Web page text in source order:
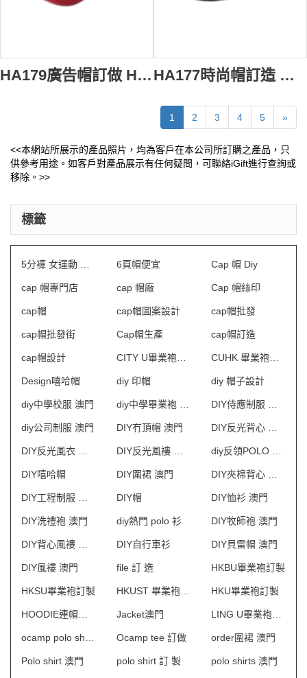
HA179廣告帽訂做 HK廣告帽製造商 HA177時尚帽訂造 鴨嘴cap帽訂造 cap帽設計 cap帽製作
1 2 3 4 5 »
<<本網站所展示的產品照片，均為客戶在本公司所訂購之產品，只
供參考用途。如客戶對產品展示有任何疑問，可聯絡iGift進行查詢或
移除。>>
標籤
6頁帽便宜 Cap 帽 Diy
cap 帽專門店 cap 帽廠 Cap 帽絲印
cap帽 cap帽圖案設計 cap帽批發
cap帽批發街 Cap帽生產 cap帽訂造
cap帽設計
Design嘻哈帽 diy 印帽 diy 帽子設計
diy中學校服 澳門
diy公司制服 澳門 DIY冇頂帽 澳門
DIY嘻哈帽 DIY圍裙 澳門
DIY帽 DIY恤衫 澳門
DIY洗禮袍 澳門 diy熱門 polo 衫 DIY牧師袍 澳門
DIY自行車衫 DIY貝雷帽 澳門
DIY風褸 澳門 file 訂 造 HKBU畢業袍訂製
HKSU畢業袍訂製 HKU畢業袍訂製
Jacket澳門
Ocamp tee 訂做 order圍裙 澳門
Polo shirt 澳門 polo shirt 訂 製 polo shirts 澳門